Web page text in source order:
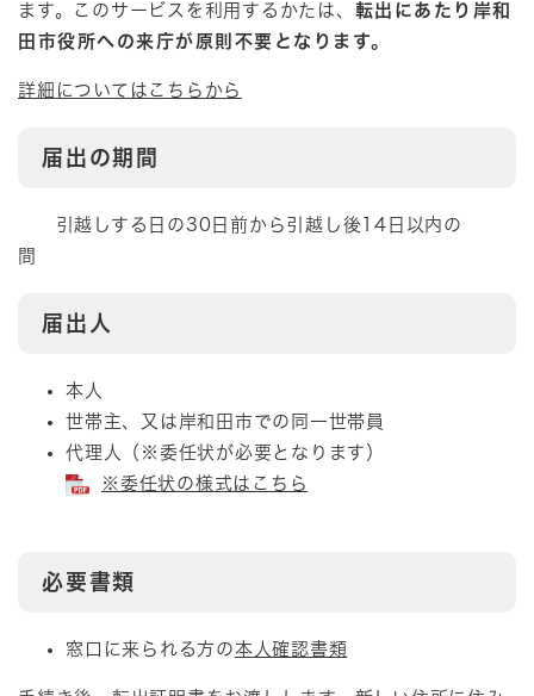
ます。このサービスを利用するかたは、 転出にあたり岸和
田市役所への来庁が原則不要となります。
詳細についてはこちらから
届出の期間
引越しする日の30日前から引越し後14日以内の
間
届出人
本人
世帯主、又は岸和田市での同一世帯員
代理人（※委任状が必要となります）
※委任状の様式はこちら
必要書類
窓口に来られる方の本人確認書類